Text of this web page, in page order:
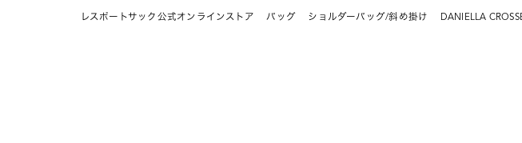
レスポートサック公式オンラインストア バッグ ショルダーバッグ/斜め掛け DANIELLA